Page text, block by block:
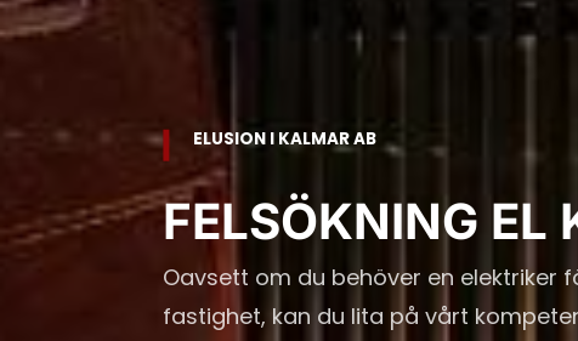
ELUSION I KALMAR AB
FELSÖKNING EL
Oavsett om du behöver en elektriker
fastighet, kan du lita på vårt